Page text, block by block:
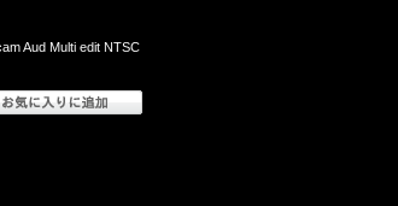
Aud Multi edit NTSC